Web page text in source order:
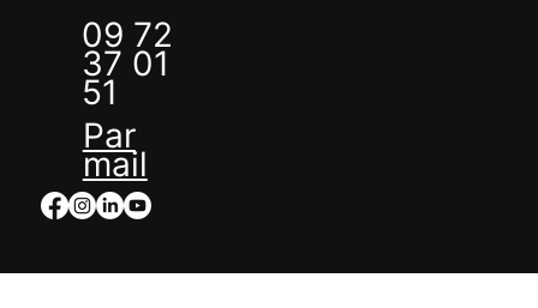
09 72
37 01
51
Par
mail